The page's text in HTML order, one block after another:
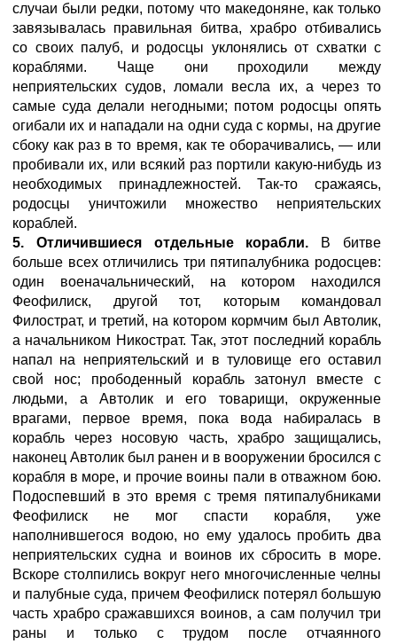
случаи были редки, потому что македоняне, как только
завязывалась правильная битва, храбро отбивались
со своих палуб, и родосцы уклонялись от схватки с
кораблями. Чаще они проходили между
неприятельских судов, ломали весла их, а через то
самые суда делали негодными; потом родосцы опять
огибали их и нападали на одни суда с кормы, на другие
сбоку как раз в то время, как те оборачивались, — или
пробивали их, или всякий раз портили какую-нибудь из
необходимых принадлежностей. Так-то сражаясь,
родосцы уничтожили множество неприятельских
кораблей.
5. Отличившиеся отдельные корабли.
В битве
больше всех отличились три пятипалубника родосцев:
один военачальнический, на котором находился
Феофилиск, другой тот, которым командовал
Филострат, и третий, на котором кормчим был Автолик,
а начальником Никострат. Так, этот последний корабль
напал на неприятельский и в туловище его оставил
свой нос; прободенный корабль затонул вместе с
людьми, а Автолик и его товарищи, окруженные
врагами, первое время, пока вода набиралась в
корабль через носовую часть, храбро защищались,
наконец Автолик был ранен и в вооружении бросился с
корабля в море, и прочие воины пали в отважном бою.
Подоспевший в это время с тремя пятипалубниками
Феофилиск не мог спасти корабля, уже
наполнившегося водою, но ему удалось пробить два
неприятельских судна и воинов их сбросить в море.
Вскоре столпились вокруг него многочисленные челны
и палубные суда, причем Феофилиск потерял большую
часть храбро сражавшихся воинов, а сам получил три
раны и только с трудом после отчаянного